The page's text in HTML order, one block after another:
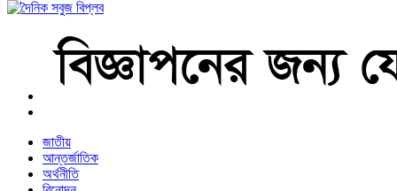
বাংলা নিউজ পেপার
জাতীয়
আন্তর্জাতিক
অর্থনীতি